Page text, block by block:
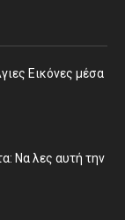
Εικόνες μέσα
Να λες αυτή την